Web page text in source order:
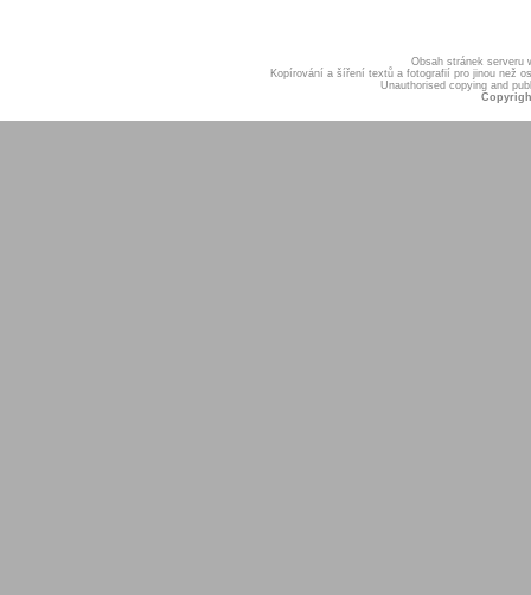
Obsah stránek serveru
Kopírování a šíření textů a fotografií pro jinou než
Unauthorised copying and